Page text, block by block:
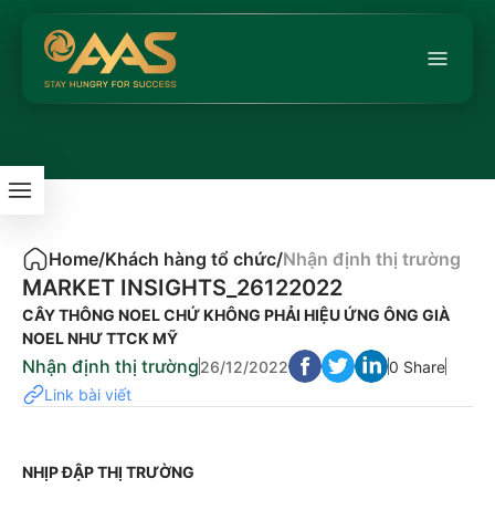
Home/Khách hàng tổ chức/Nhận định thị trường
MARKET INSIGHTS_26122022
CÂY THÔNG NOEL CHỨ KHÔNG PHẢI HIỆU ỨNG ÔNG GIÀ
NOEL NHƯ TTCK MỸ
Nhận định thị trường26/12/2022
0 Share
Link bài viết
NHỊP ĐẬP THỊ TRƯỜNG